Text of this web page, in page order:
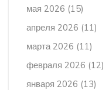
мая 2026 (15)
апреля 2026 (11)
марта 2026 (11)
февраля 2026 (12)
января 2026 (13)